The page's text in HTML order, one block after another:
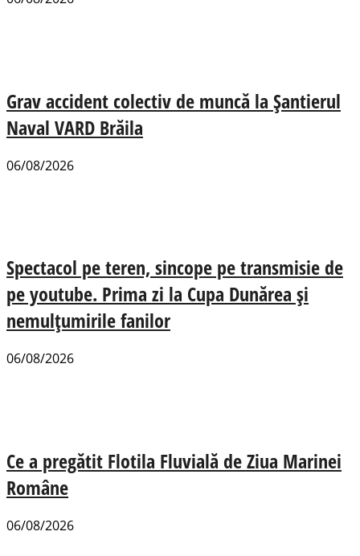
Grav accident colectiv de muncă la Șantierul
Naval VARD Brăila
06/08/2026
Spectacol pe teren, sincope pe transmisie de
pe youtube. Prima zi la Cupa Dunărea și
nemulțumirile fanilor
06/08/2026
Ce a pregătit Flotila Fluvială de Ziua Marinei
Române
06/08/2026